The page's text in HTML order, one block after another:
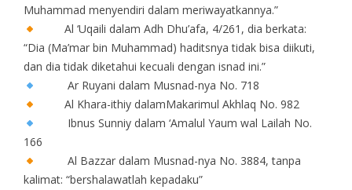
Muhammad menyendiri dalam meriwayatkannya.”
Al ‘Uqaili dalam Adh Dhu’afa, 4/261, dia berkata:
“Dia (Ma’mar bin Muhammad) haditsnya tidak bisa diikuti,
dan dia tidak diketahui kecuali dengan isnad ini.”
Ar Ruyani dalam Musnad-nya No. 718
Al Khara-ithiy dalamMakarimul Akhlaq No. 982
Ibnus Sunniy dalam ‘Amalul Yaum wal Lailah No.
166
Al Bazzar dalam Musnad-nya No. 3884, tanpa
kalimat: “bershalawatlah kepadaku”